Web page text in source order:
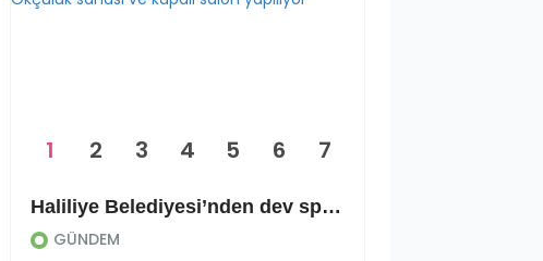
Haliliye Belediyesi’nden dev spor yatırımı: Okçuluk sahası ve kapalı salon yapılıyor
GÜNDEM
1 2 3 4 5 6 7